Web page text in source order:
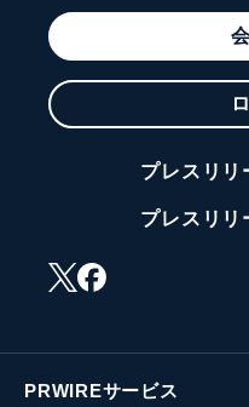
プレスリリ
プレスリリ
PRWIREサービス